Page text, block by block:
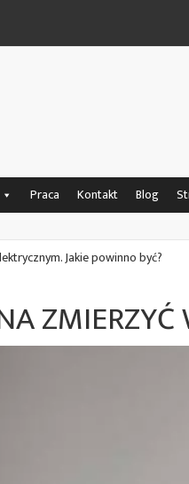
Praca Kontakt Blog
Jakie powinno być?